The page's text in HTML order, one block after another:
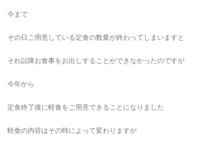
今まで
その日ご用意している定食の数量が終わってしまいますと
それ以降お食事をお出しすることができなかったのですが
今年から
定食終了後に軽食をご用意できることになりました
軽食の内容はその時によって変わりますが